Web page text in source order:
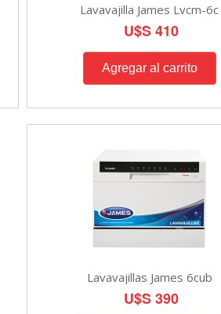
Lavavajilla James Lvcm-6c
U$S 410
Lavavajillas James 6cub
U$S 390